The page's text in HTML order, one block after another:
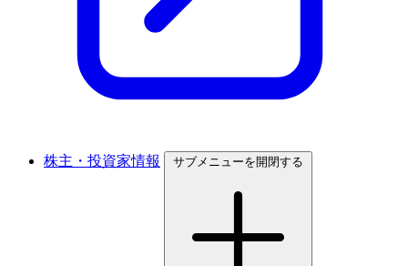
株主・投資家情報 サブメニューを開閉する